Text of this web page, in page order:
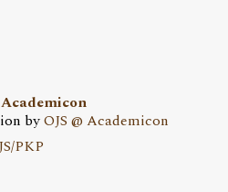
Academicon
byOJS @ Academicon
PKP